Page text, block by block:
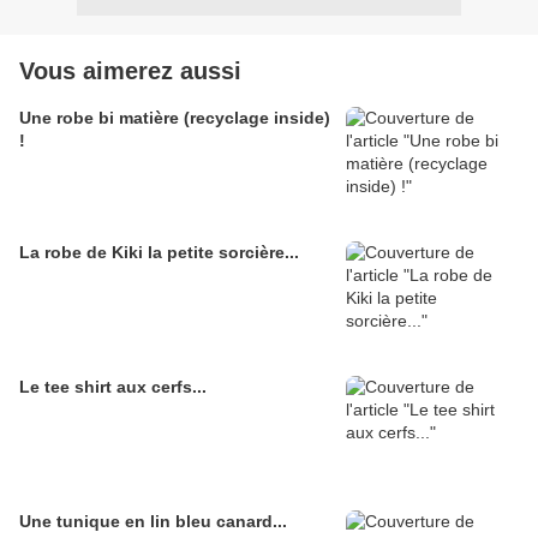
Vous aimerez aussi
Une robe bi matière (recyclage inside)
!
La robe de Kiki la petite sorcière...
Le tee shirt aux cerfs...
Une tunique en lin bleu canard...